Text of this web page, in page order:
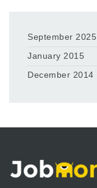
September 2025
January 2015
December 2014